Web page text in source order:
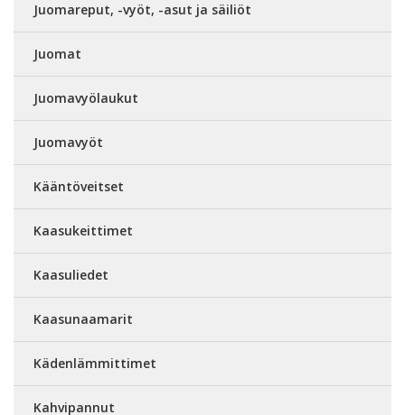
Juomareput, -vyöt, -asut ja säiliöt
Juomat
Juomavyölaukut
Juomavyöt
Kääntöveitset
Kaasukeittimet
Kaasuliedet
Kaasunaamarit
Kädenlämmittimet
Kahvipannut